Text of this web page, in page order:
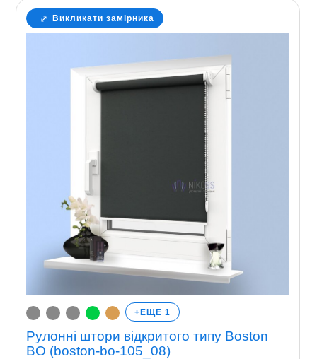
Викликати замірника
+ЕЩЕ 1
Рулонні штори відкритого типу Boston
BO (boston-bo-105_08)